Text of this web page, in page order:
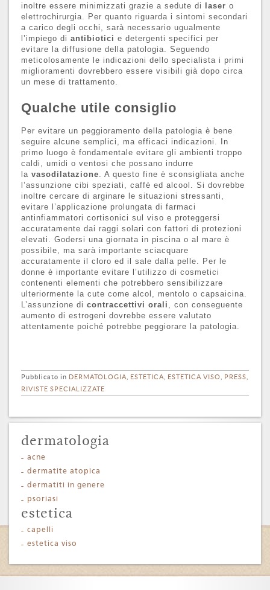
inoltre essere minimizzati grazie a sedute di
laser o
elettrochirurgia. Per quanto riguarda i sintomi secondari
a carico degli occhi, sarà necessario ugualmente
l’impiego di antibiotici e detergenti specifici per
evitare la diffusione della patologia. Seguendo
meticolosamente le indicazioni dello specialista i primi
miglioramenti dovrebbero essere visibili già dopo circa
un mese di trattamento.
Qualche utile consiglio
Per evitare un peggioramento della patologia è bene
seguire alcune semplici, ma efficaci indicazioni. In
primo luogo è fondamentale evitare gli ambienti troppo
caldi, umidi o ventosi che possano indurre
la vasodilatazione. A questo fine è sconsigliata anche
l’assunzione cibi speziati, caffè ed alcool. Si dovrebbe
inoltre cercare di arginare le situazioni stressanti,
evitare l’applicazione prolungata di farmaci
antinfiammatori cortisonici sul viso e proteggersi
accuratamente dai raggi solari con fattori di protezioni
elevati. Godersi una giornata in piscina o al mare è
possibile, ma sarà importante sciacquare
accuratamente il cloro ed il sale dalla pelle. Per le
donne è importante evitare l’utilizzo di cosmetici
contenenti elementi che potrebbero sensibilizzare
ulteriormente la cute come alcol, mentolo o capsaicina.
L’assunzione di contraccettivi orali , con conseguente
aumento di estrogeni dovrebbe essere valutato
attentamente poiché potrebbe peggiorare la patologia.
Pubblicato in DERMATOLOGIA ESTETICA ESTETICA VISO PRESS
RIVISTE SPECIALIZZATE
dermatologia
acne
dermatite atopica
dermatiti in genere
psoriasi
estetica
capelli
estetica viso